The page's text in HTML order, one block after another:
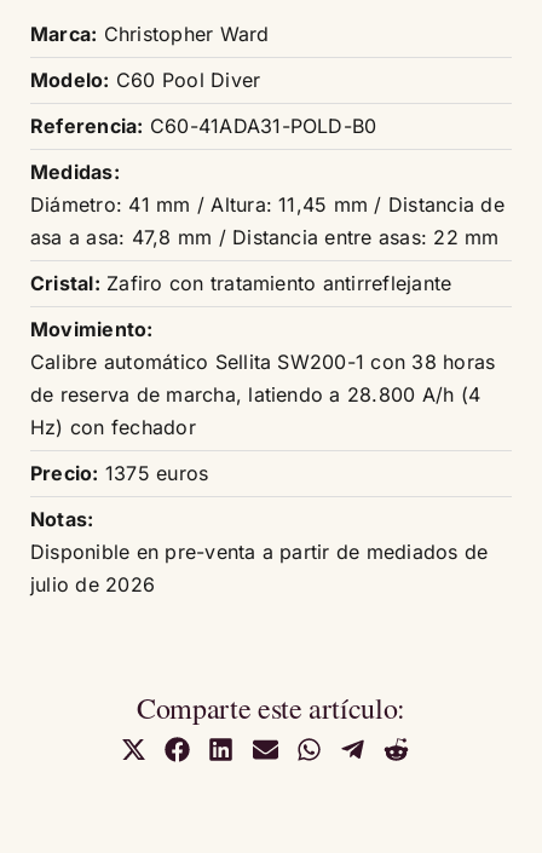
Marca: Christopher Ward
Modelo: C60 Pool Diver
Referencia: C60-41ADA31-POLD-B0
Medidas:
Diámetro: 41 mm / Altura: 11,45 mm / Distancia de
asa a asa: 47,8 mm / Distancia entre asas: 22 mm
Cristal: Zafiro con tratamiento antirreflejante
Movimiento:
Calibre automático Sellita SW200-1 con 38 horas
de reserva de marcha, latiendo a 28.800 A/h (4
Hz) con fechador
Precio: 1375 euros
Notas:
Disponible en pre-venta a partir de mediados de
julio de 2026
Comparte este artículo:
CompartirCompartirCompartirCompartirCompartirCompartir
Compartir